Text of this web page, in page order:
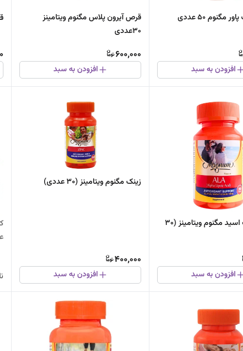
50 عددی
افزودن به سبد
قرص آیرون پلاس مگنوم ویتامینز
30عددی
600,000
افزودن به سبد
آلفا لیپوئیک اسید مگنوم ویتامینز (30
افزودن به سبد
زینک مگنوم ویتامینز (30 عددی)
400,000
افزودن به سبد